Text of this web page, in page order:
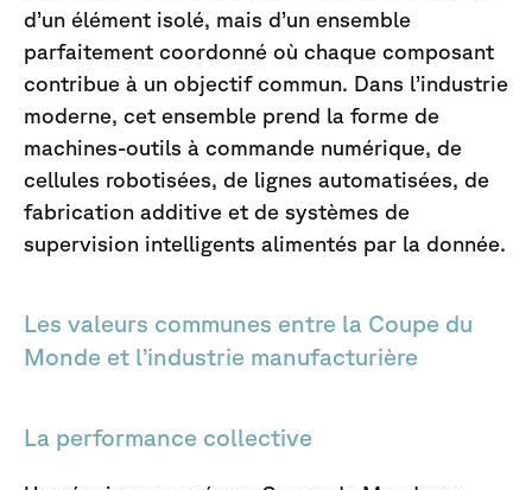
d’un élément isolé, mais d’un ensemble
parfaitement coordonné où chaque composant
contribue à un objectif commun. Dans l’industrie
moderne, cet ensemble prend la forme de
machines-outils à commande numérique, de
cellules robotisées, de lignes automatisées, de
fabrication additive et de systèmes de
supervision intelligents alimentés par la donnée.
Les valeurs communes entre la Coupe du
Monde et l’industrie manufacturière
La performance collective